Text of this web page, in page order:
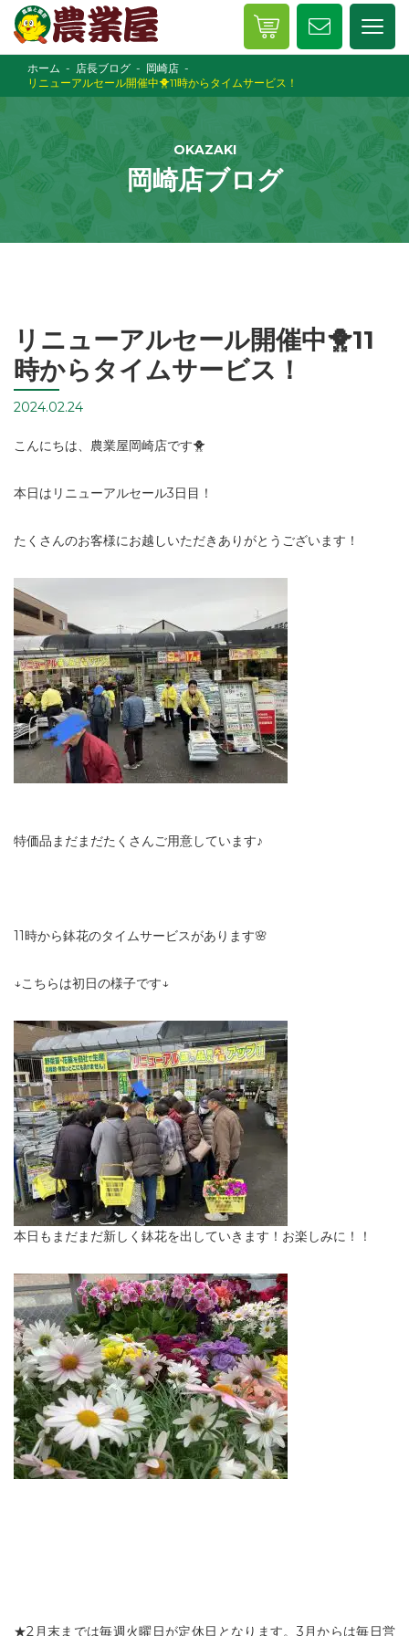
ホーム 店長ブログ
岡崎店
リニューアルセール開催中🐥11時からタイムサービス！
OKAZAKI
岡崎店ブログ
リニューアルセール開催中🐥11
時からタイムサービス！
2024.02.24
こんにちは、農業屋岡崎店です🐥
本日はリニューアルセール3日目！
たくさんのお客様にお越しいただきありがとうございます！
特価品まだまだたくさんご用意しています♪
11時から鉢花のタイムサービスがあります🌸
↓こちらは初日の様子です↓
本日もまだまだ新しく鉢花を出していきます！お楽しみに！！
★2月末までは毎週火曜日が定休日となります。3月からは毎日営